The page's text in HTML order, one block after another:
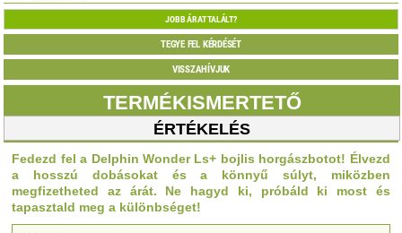
JOBB ÁRAT TALÁLT?
TEGYE FEL KÉRDÉSÉT
VISSZAHÍVJUK
TERMÉKISMERTETŐ
ÉRTÉKELÉS
Fedezd fel a Delphin Wonder Ls+ bojlis horgászbotot! Élvezd
a hosszú dobásokat és a könnyű súlyt, miközben
megfizetheted az árát. Ne hagyd ki, próbáld ki most és
tapasztald meg a különbséget!